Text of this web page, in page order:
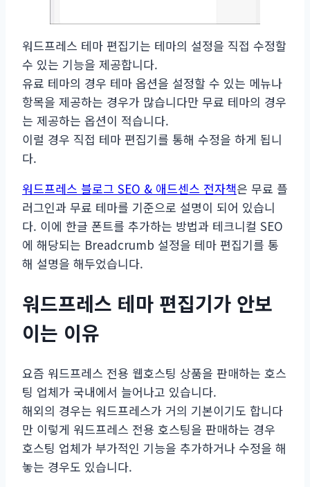
워드프레스 테마 편집기는 테마의 설정을 직접 수정할
수 있는 기능을 제공합니다.
유료 테마의 경우 테마 옵션을 설정할 수 있는 메뉴나
항목을 제공하는 경우가 많습니다만 무료 테마의 경우
는 제공하는 옵션이 적습니다.
이럴 경우 직접 테마 편집기를 통해 수정을 하게 됩니
다.
워드프레스 블로그 SEO & 애드센스 전자책은 무료 플
러그인과 무료 테마를 기준으로 설명이 되어 있습니
다. 이에 한글 폰트를 추가하는 방법과 테크니컬 SEO
에 해당되는 Breadcrumb 설정을 테마 편집기를 통
해 설명을 해두었습니다.
워드프레스 테마 편집기가 안보
이는 이유
요즘 워드프레스 전용 웹호스팅 상품을 판매하는 호스
팅 업체가 국내에서 늘어나고 있습니다.
해외의 경우는 워드프레스가 거의 기본이기도 합니다
만 이렇게 워드프레스 전용 호스팅을 판매하는 경우
호스팅 업체가 부가적인 기능을 추가하거나 수정을 해
놓는 경우도 있습니다.